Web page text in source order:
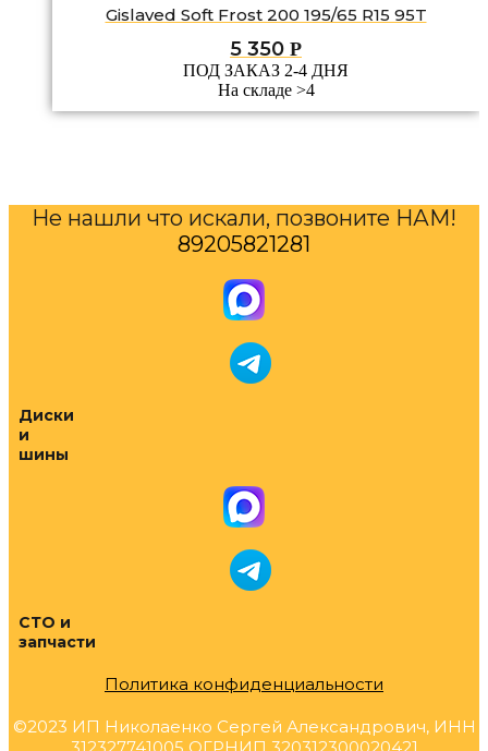
Gislaved Soft Frost 200 195/65 R15 95T
5 350 Р
ПОД ЗАКАЗ 2-4 ДНЯ
На складе >4
Не нашли что искали, позвоните НАМ!
89205821281
Диски
и
шины
СТО и
запчасти
Политика конфиденциальности
©2023 ИП Николаенко Сергей Александрович, ИНН